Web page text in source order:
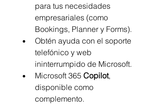
para tus necesidades
empresariales (como
Bookings, Planner y Forms).
Obtén ayuda con el soporte
telefónico y web
ininterrumpido de Microsoft.
Microsoft 365 Copilot,
disponible como
complemento.